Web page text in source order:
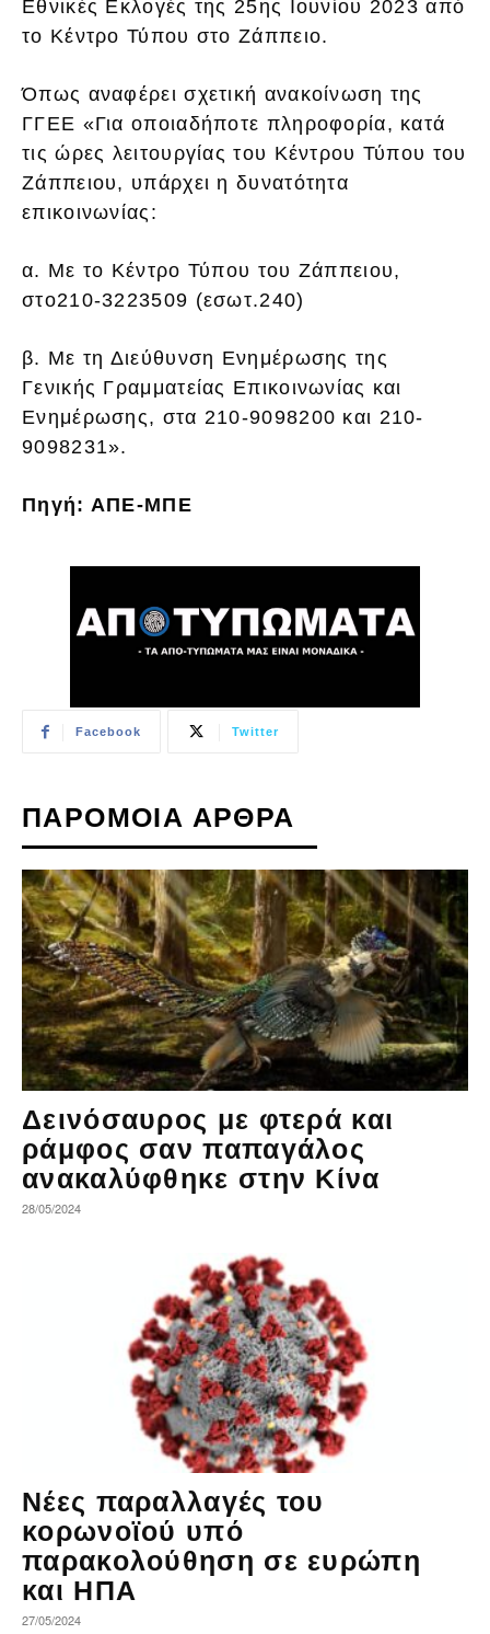
Εθνικές Εκλογές της 25ης Ιουνίου 2023 από
το Κέντρο Τύπου στο Ζάππειο.
Όπως αναφέρει σχετική ανακοίνωση της
ΓΓΕΕ «Για οποιαδήποτε πληροφορία, κατά
τις ώρες λειτουργίας του Κέντρου Τύπου του
Ζάππειου, υπάρχει η δυνατότητα
επικοινωνίας:
α. Με το Κέντρο Τύπου του Ζάππειου,
στο210-3223509 (εσωτ.240)
β. Με τη Διεύθυνση Ενημέρωσης της
Γενικής Γραμματείας Επικοινωνίας και
Ενημέρωσης, στα 210-9098200 και 210-
9098231».
Πηγή: ΑΠΕ-ΜΠΕ
Facebook Twitter
ΠΑΡΟΜΟΙΑ ΑΡΘΡΑ
Δεινόσαυρος με φτερά και
ράμφος σαν παπαγάλος
ανακαλύφθηκε στην Κίνα
28/05/2024
Νέες παραλλαγές του
κορωνοϊού υπό
παρακολούθηση σε ευρώπη
και ΗΠΑ
27/05/2024